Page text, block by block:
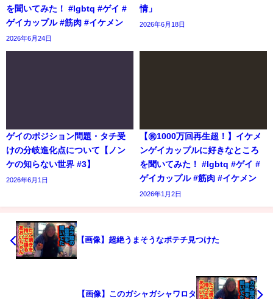
を聞いてみた！ #lgbtq #ゲイ #
ゲイカップル #筋肉 #イケメン
2026年6月24日
情」
2026年6月18日
ゲイのポジション問題・タチ受
けの分岐進化点について【ノン
ケの知らない世界 #3】
2026年6月1日
【㊗️1000万回再生超！】イケメ
ンゲイカップルに好きなところ
を聞いてみた！ #lgbtq #ゲイ #
ゲイカップル #筋肉 #イケメン
2026年1月2日
【画像】超絶うまそうなポテチ見つけた
【画像】このガシャガシャワロタ